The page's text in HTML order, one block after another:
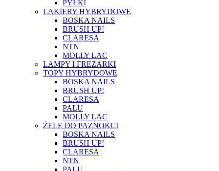
PYŁKI
LAKIERY HYBRYDOWE
BOSKA NAILS
BRUSH UP!
CLARESA
NTN
MOLLY LAC
LAMPY I FREZARKI
TOPY HYBRYDOWE
BOSKA NAILS
BRUSH UP!
CLARESA
PALU
MOLLY LAC
ŻELE DO PAZNOKCI
BOSKA NAILS
BRUSH UP!
CLARESA
NTN
PALU